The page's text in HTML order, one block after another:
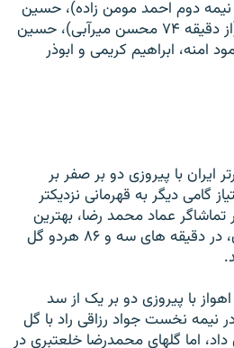
دوم احمد مومن زاده)، حسين
پاشايی، مجيد نورمحمدی (از دقيقه ۷۴ محسن ميرآبی)، حسين
امنه، ابراهيم کريمی و ابوذر
ايران با پيروزی دو بر صفر بر
در اصفهان، با ۴۸ امتياز گامی ديگر به قهرمانی نزديکتر
حضور حدود ۷ هزار تماشاگر عماد محمد رضا، بهترين
گلزن فصل از تيم ملی عراق، در دقيقه های سه و ۸۶ هردو گل
با پيروزی دو بر يک از سد
نخست جواد رزاقی راد با گل
برتری داد، اما گلهای محمدرضا خلعتبری در